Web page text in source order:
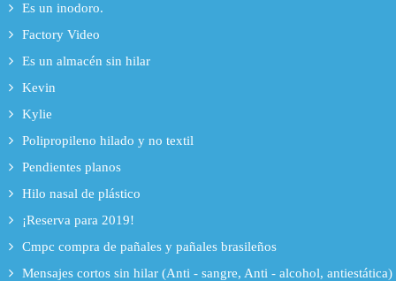
Es un inodoro.
Factory Video
Es un almacén sin hilar
Kevin
Kylie
Polipropileno hilado y no textil
Pendientes planos
Hilo nasal de plástico
¡Reserva para 2019!
Cmpc compra de pañales y pañales brasileños
Mensajes cortos sin hilar (Anti - sangre, Anti - alcohol, antiestática)